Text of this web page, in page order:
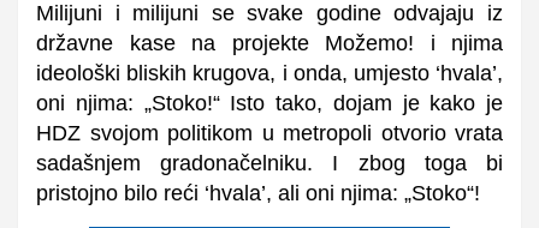
Milijuni i milijuni se svake godine odvajaju iz
državne kase na projekte Možemo! i njima
ideološki bliskih krugova, i onda, umjesto ‘hvala’,
oni njima: „Stoko!“ Isto tako, dojam je kako je
HDZ svojom politikom u metropoli otvorio vrata
sadašnjem gradonačelniku. I zbog toga bi
pristojno bilo reći ‘hvala’, ali oni njima: „Stoko“!